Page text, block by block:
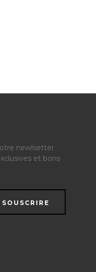
newlsetter
et bons
SOUSCRIRE